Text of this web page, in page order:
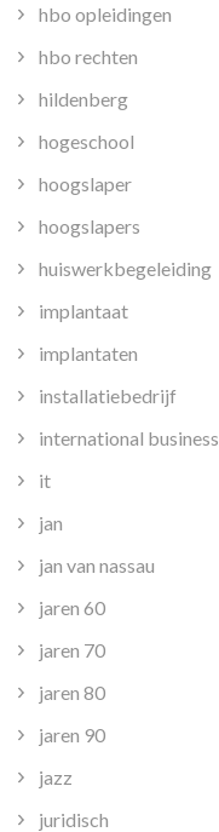
hbo opleidingen
hbo rechten
hildenberg
hogeschool
hoogslaper
hoogslapers
huiswerkbegeleiding
implantaat
implantaten
installatiebedrijf
international business
it
jan
jan van nassau
jaren 60
jaren 70
jaren 80
jaren 90
jazz
juridisch